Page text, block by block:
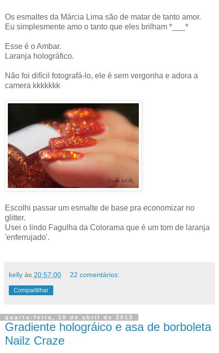
Os esmaltes da Márcia Lima são de matar de tanto amor.
Eu simplesmente amo o tanto que eles brilham *___*
Esse é o Ambar.
Laranja holográfico.
Não foi difícil fotografá-lo, ele é sem vergonha e adora a
camera kkkkkkk
Escolhi passar um esmalte de base pra economizar no
glitter.
Usei o lindo Fagulha da Colorama que é um tom de laranja
'enferrujado'.
kelly às 20:57:00 22 comentários:
Compartilhar
quarta-feira, 10 de abril de 2013
Gradiente holográico e asa de borboleta
Nailz Craze